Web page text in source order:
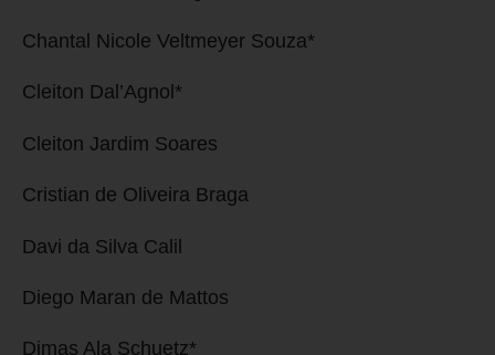
Chantal Nicole Veltmeyer Souza*
Cleiton Dal’Agnol*
Cleiton Jardim Soares
Cristian de Oliveira Braga
Davi da Silva Calil
Diego Maran de Mattos
Dimas Ala Schuetz*